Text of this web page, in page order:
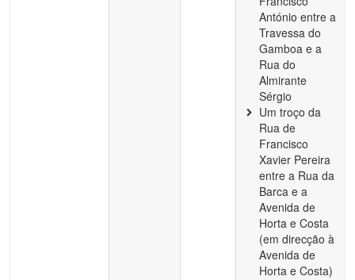
António entre a
Travessa do
Gamboa e a
Rua do
Almirante
Sérgio
Um troço da
Rua de
Francisco
Xavier Pereira
entre a Rua da
Barca e a
Avenida de
Horta e Costa
(em direcção à
Avenida de
Horta e Costa)